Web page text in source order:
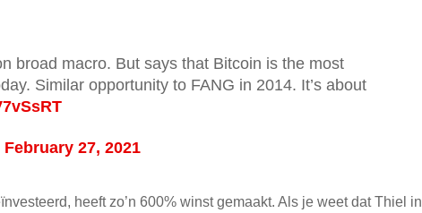
broad macro. But says that Bitcoin is the most
Similar opportunity to FANG in 2014. It’s about
February 27, 2021
heeft zo’n 600% winst gemaakt. Als je weet dat Thiel in